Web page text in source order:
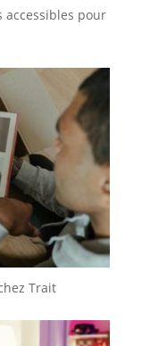
pour
Trait